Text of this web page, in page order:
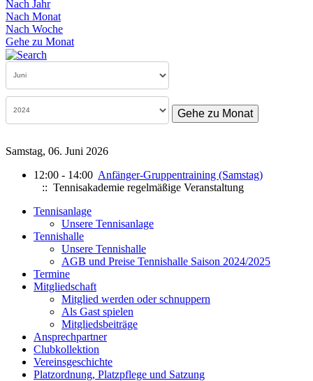
Nach Jahr
Nach Monat
Nach Woche
Gehe zu Monat
Gehe zu Monat
Samstag, 06. Juni 2026
12:00 - 14:00 Anfänger-Gruppentraining (Samstag)
:: Tennisakademie regelmäßige Veranstaltung
Tennisanlage
Unsere Tennisanlage
Tennishalle
Unsere Tennishalle
AGB und Preise Tennishalle Saison 2024/2025
Termine
Mitgliedschaft
Mitglied werden oder schnuppern
Als Gast spielen
Mitgliedsbeiträge
Ansprechpartner
Clubkollektion
Vereinsgeschichte
Platzordnung, Platzpflege und Satzung